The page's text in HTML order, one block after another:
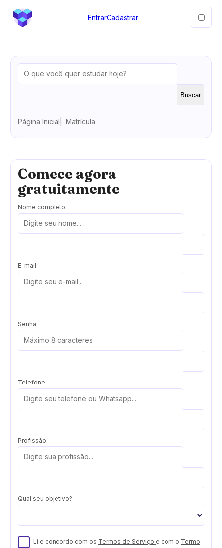
EntrarCadastrar
Buscar
Página Inicial Matrícula
Comece agora
gratuitamente
Nome completo:
E-mail:
Senha:
Telefone:
Profissão:
Qual seu objetivo?
Li e concordo com os Termos de Serviço e com o Termo